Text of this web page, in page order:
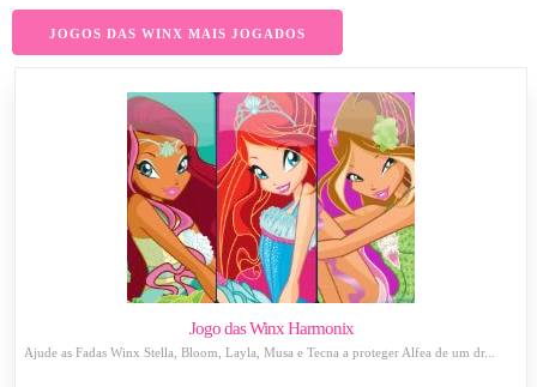
JOGOS DAS WINX MAIS JOGADOS
Jogo das Winx Harmonix
Ajude as Fadas Winx Stella, Bloom, Layla, Musa e Tecna a proteger Alfea de um dr...